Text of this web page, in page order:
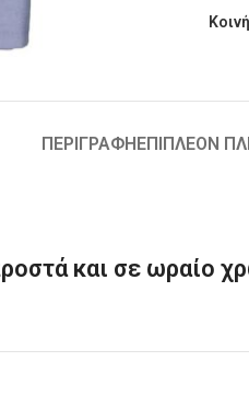
ΠΕΡΙΓΡΑΦΉΕΠΙΠΛΈΟΝ
και σε ωραίο